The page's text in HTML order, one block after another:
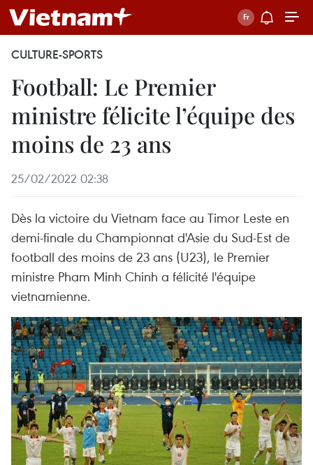
CULTURE-SPORTS
Football: Le Premier
ministre félicite l’équipe des
moins de 23 ans
25/02/2022 02:38
Dès la victoire du Vietnam face au Timor Leste en
demi-finale du Championnat d'Asie du Sud-Est de
football des moins de 23 ans (U23), le Premier
ministre Pham Minh Chinh a félicité l'équipe
vietnamienne.